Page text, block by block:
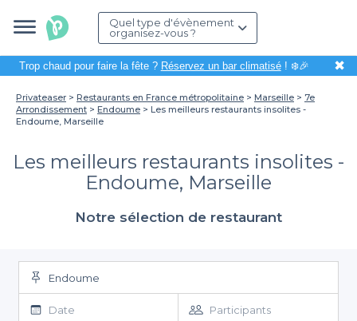
Quel type d'évènement
organisez-vous ?
Trop chaud pour faire la fête ? Réservez un bar climatisé! ❄️🎉 ✖
Privateaser Restaurants en France métropolitaine Marseille
7e
Arrondissement
Endoume
Les meilleurs restaurants insolites -
Endoume, Marseille
Les meilleurs restaurants insolites -
Endoume, Marseille
Notre sélection de restaurant
Endoume
Date Participants